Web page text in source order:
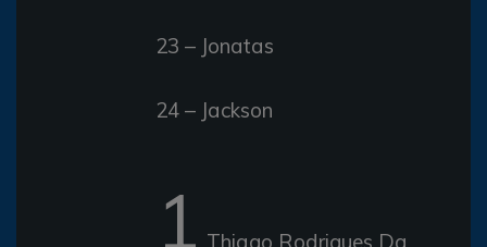
23 – Jonatas
24 – Jackson
1 Thiago Rodrigues Da